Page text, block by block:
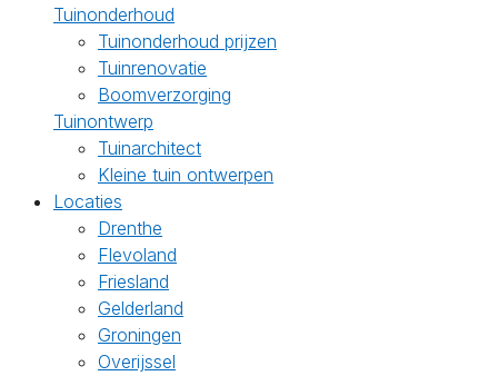
Tuinonderhoud
Tuinonderhoud prijzen
Tuinrenovatie
Boomverzorging
Tuinontwerp
Tuinarchitect
Kleine tuin ontwerpen
Locaties
Drenthe
Flevoland
Friesland
Gelderland
Groningen
Overijssel